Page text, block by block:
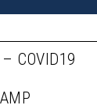
– COVID19